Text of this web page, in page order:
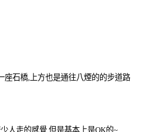
座石橋
上方也是通往八煙的的步道路
人走的感覺 但是基本上是OK的~